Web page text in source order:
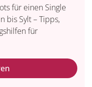
für einen Single
bis Sylt – Tipps,
für